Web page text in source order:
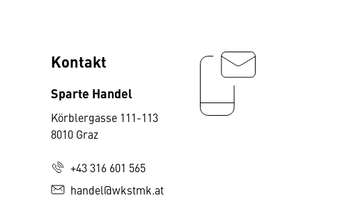
Kontakt
Sparte Handel
Körblergasse 111-113
8010 Graz
+43 316 601 565
handel@wkstmk.at